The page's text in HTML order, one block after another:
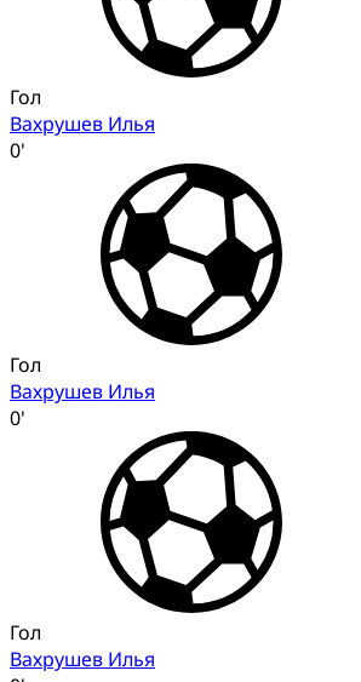
Гол
Вахрушев Илья
0'
Гол
Вахрушев Илья
0'
Гол
Вахрушев Илья